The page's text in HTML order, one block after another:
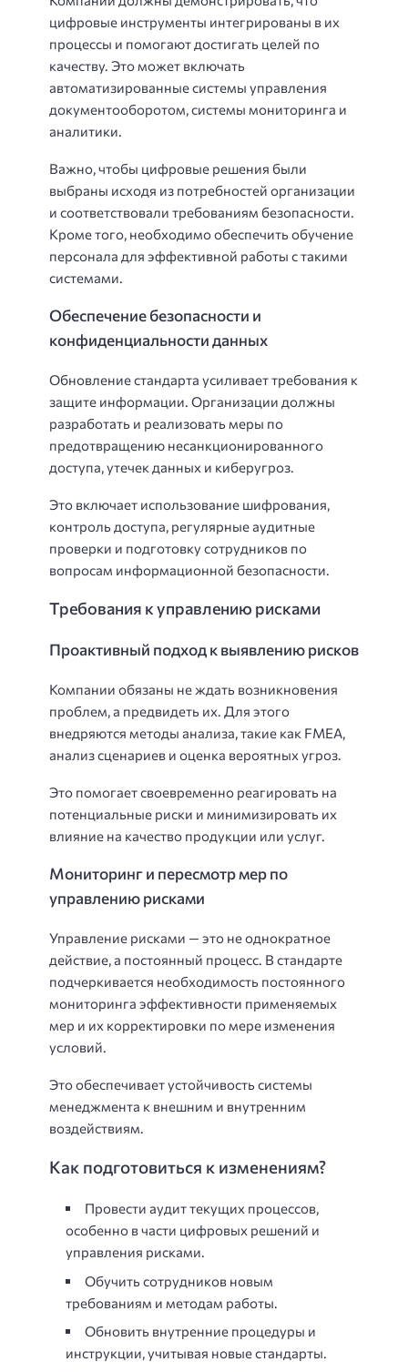
цифровые инструменты интегрированы в их
процессы и помогают достигать целей по
качеству. Это может включать
автоматизированные системы управления
документооборотом, системы мониторинга и
аналитики.
Важно, чтобы цифровые решения были
выбраны исходя из потребностей организации
и соответствовали требованиям безопасности.
Кроме того, необходимо обеспечить обучение
персонала для эффективной работы с такими
системами.
Обеспечение безопасности и
конфиденциальности данных
Обновление стандарта усиливает требования к
защите информации. Организации должны
разработать и реализовать меры по
предотвращению несанкционированного
доступа, утечек данных и киберугроз.
Это включает использование шифрования,
контроль доступа, регулярные аудитные
проверки и подготовку сотрудников по
вопросам информационной безопасности.
Требования к управлению рисками
Проактивный подход к выявлению рисков
Компании обязаны не ждать возникновения
проблем, а предвидеть их. Для этого
внедряются методы анализа, такие как FMEA,
анализ сценариев и оценка вероятных угроз.
Это помогает своевременно реагировать на
потенциальные риски и минимизировать их
влияние на качество продукции или услуг.
Мониторинг и пересмотр мер по
управлению рисками
Управление рисками — это не однократное
действие, а постоянный процесс. В стандарте
подчеркивается необходимость постоянного
мониторинга эффективности применяемых
мер и их корректировки по мере изменения
условий.
Это обеспечивает устойчивость системы
менеджмента к внешним и внутренним
воздействиям.
Как подготовиться к изменениям?
Провести аудит текущих процессов,
особенно в части цифровых решений и
управления рисками.
Обучить сотрудников новым
требованиям и методам работы.
Обновить внутренние процедуры и
инструкции, учитывая новые стандарты.